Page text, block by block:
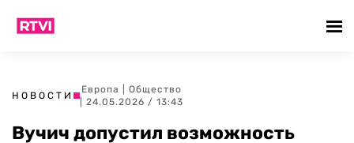
НОВОСТИ
Европа
Общество
| 24.05.2026 / 13:43
Вучич допустил возможность